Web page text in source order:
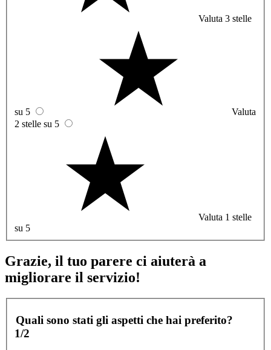
Valuta 3 stelle
su 5
Valuta
2 stelle su 5
Valuta 1 stelle
su 5
Grazie, il tuo parere ci aiuterà a
migliorare il servizio!
Quali sono stati gli aspetti che hai preferito?
1/2